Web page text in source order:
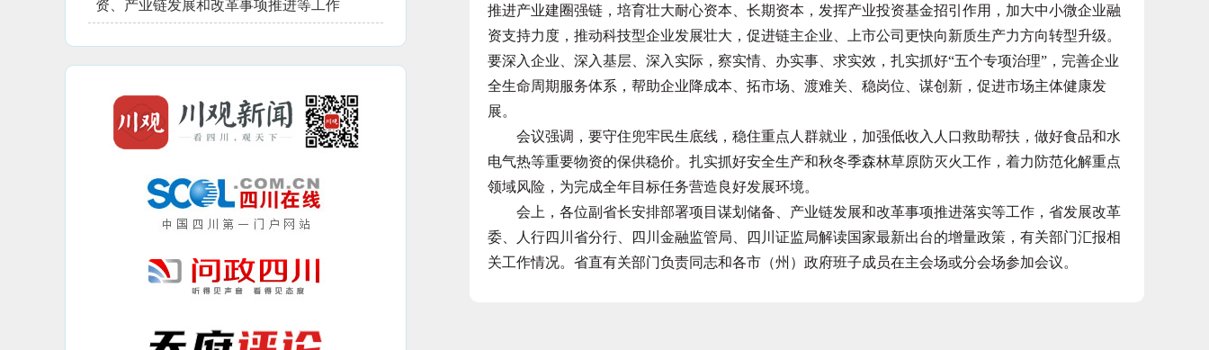
资、产业链发展和改革事项推进等工作
推进产业建圈强链，培育壮大耐心资本、长期资本，发挥产业投资基金招引作用，加大中小微企业融
资支持力度，推动科技型企业发展壮大，促进链主企业、上市公司更快向新质生产力方向转型升级。
要深入企业、深入基层、深入实际，察实情、办实事、求实效，扎实抓好“五个专项治理”，完善企业
全生命周期服务体系，帮助企业降成本、拓市场、渡难关、稳岗位、谋创新，促进市场主体健康发
展。
会议强调，要守住兜牢民生底线，稳住重点人群就业，加强低收入人口救助帮扶，做好食品和水
电气热等重要物资的保供稳价。扎实抓好安全生产和秋冬季森林草原防灭火工作，着力防范化解重点
领域风险，为完成全年目标任务营造良好发展环境。
会上，各位副省长安排部署项目谋划储备、产业链发展和改革事项推进落实等工作，省发展改革
委、人行四川省分行、四川金融监管局、四川证监局解读国家最新出台的增量政策，有关部门汇报相
关工作情况。省直有关部门负责同志和各市（州）政府班子成员在主会场或分会场参加会议。